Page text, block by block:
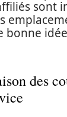
sont
bonne
des